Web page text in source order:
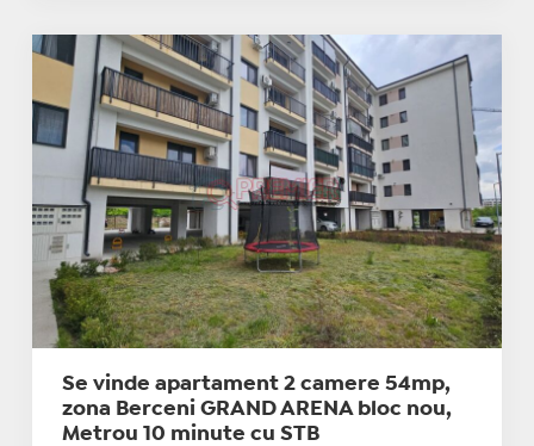
Se vinde apartament 2 camere 54mp,
zona Berceni GRAND ARENA bloc nou,
Metrou 10 minute cu STB